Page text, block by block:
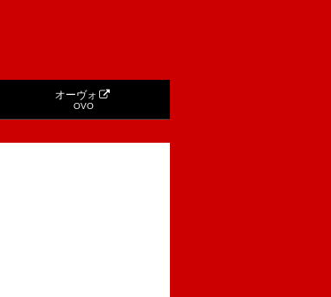
オーヴォ
OVO